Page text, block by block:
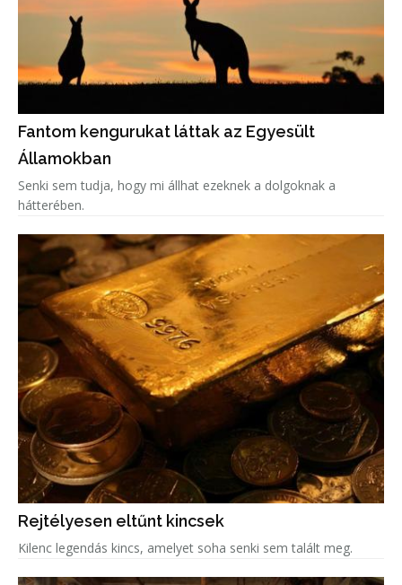
Fantom kengurukat láttak az Egyesült
Államokban
Senki sem tudja, hogy mi állhat ezeknek a dolgoknak a
hátterében.
Rejtélyesen eltűnt kincsek
Kilenc legendás kincs, amelyet soha senki sem talált meg.